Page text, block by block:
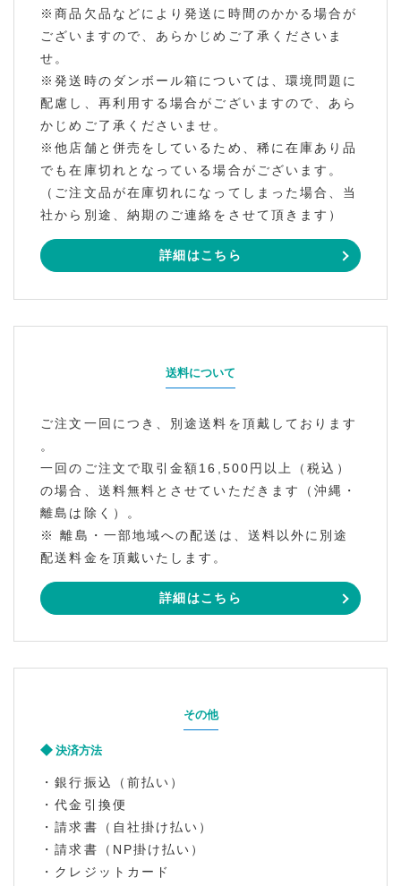
※商品欠品などにより発送に時間のかかる場合が
ございますので、あらかじめご了承くださいま
せ。
※発送時のダンボール箱については、環境問題に
配慮し、再利用する場合がございますので、あら
かじめご了承くださいませ。
※他店舗と併売をしているため、稀に在庫あり品
でも在庫切れとなっている場合がございます。
（ご注文品が在庫切れになってしまった場合、当
社から別途、納期のご連絡をさせて頂きます）
詳細はこちら
送料について
ご注文一回につき、別途送料を頂戴しております
。
一回のご注文で取引金額16,500円以上（税込）
の場合、送料無料とさせていただきます（沖縄・
離島は除く）。
※ 離島・一部地域への配送は、送料以外に別途
配送料金を頂戴いたします。
詳細はこちら
その他
決済方法
・銀行振込（前払い）
・代金引換便
・請求書（自社掛け払い）
・請求書（NP掛け払い）
・クレジットカード